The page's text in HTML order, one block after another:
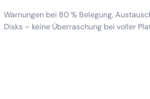
Warnungen bei 80 % Belegung,
Disks – keine Überraschung bei voller